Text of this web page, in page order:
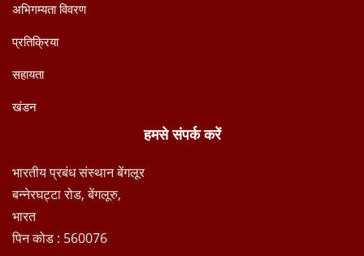
अभिगम्यता विवरण
प्रतिक्रिया
सहायता
खंडन
हमसे संपर्क करें
भारतीय प्रबंध संस्थान बेंगलूर
बन्नेरघट्टा रोड, बेंगलूरु,
भारत
पिन कोड : 560076